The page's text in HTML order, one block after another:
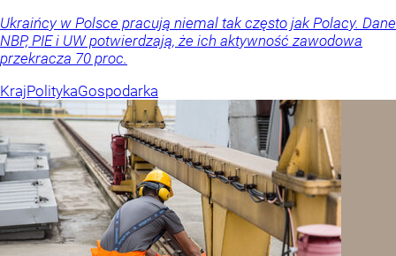
Ukraińcy w Polsce pracują niemal tak często jak Polacy. Dane
NBP, PIE i UW potwierdzają, że ich aktywność zawodowa
przekracza 70 proc.
KrajPolitykaGospodarka